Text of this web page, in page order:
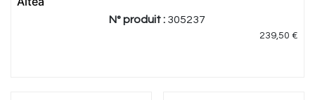
N° produit : 305237
239,50 €